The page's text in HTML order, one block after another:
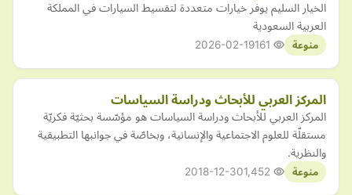
الخيار السليم يوفر خيارات متعددة لتقسيط السيارات في المملكة
العربية السعودية
منوعة 2026-02-19
​​المركز العربي للأبحاث ودراسة السياسات
المركز العربي للأبحاث ودراسة السياسات هو مؤسّسة بحثيّة فكريّة
مستقلّة للعلوم الاجتماعية والإنسانية، وبخاصّة في جوانبها التطبيقية
والنظرية.
منوعة 2018-12-30